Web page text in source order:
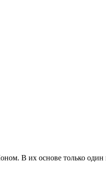
В их основе только